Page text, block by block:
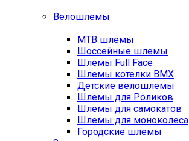
Велошлемы
MTB шлемы
Шоссейные шлемы
Шлемы Full Face
Шлемы котелки BMX
Детские велошлемы
Шлемы для Роликов
Шлемы для самокатов
Шлемы для моноколеса
Городские шлемы